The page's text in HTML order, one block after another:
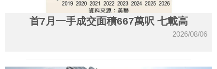
首7月一手成交面積667萬呎 七載高
2026/08/06